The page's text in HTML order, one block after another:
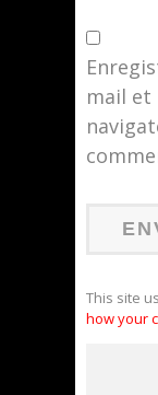
mail et
This site
how your